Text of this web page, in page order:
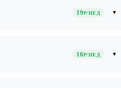
19Р/НЕД ▾
16Р/НЕД ▾